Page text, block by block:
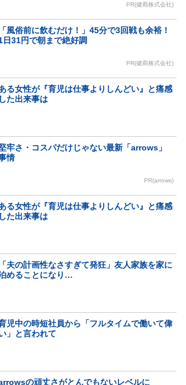
PR(健商株式会社)
「風俗前に飲むだけ！」45分で3回戦も余裕！
日31円で朝まで絶好調
PR(健商株式会社)
る女性が『育児は仕事よりしんどい』と痛感
した出来事は
牢さ・コスパだけじゃない最新「arrows」
情
PR(arrows)
る女性が『育児は仕事よりしんどい』と痛感
した出来事は
「夫の計画性なさすぎて発狂」友人家族を家に
めることになり…
児中の時短社員から「フルタイムで働いて偉
」と言われて
の頑丈さがとんでもないレベルに